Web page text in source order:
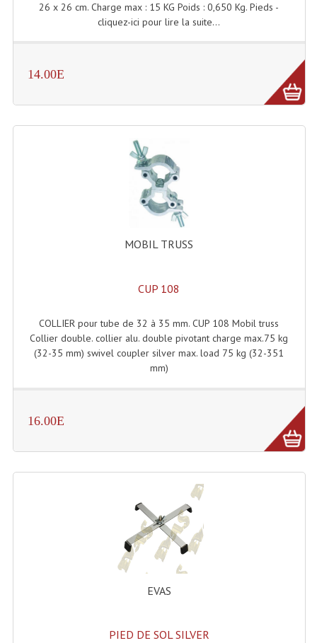
26 x 26 cm. Charge max : 15 KG Poids : 0,650 Kg. Pieds -
cliquez-ici pour lire la suite...
14.00E
MOBIL TRUSS
CUP 108
COLLIER pour tube de 32 à 35 mm. CUP 108 Mobil truss
Collier double. collier alu. double pivotant charge max.75 kg
(32-35 mm) swivel coupler silver max. load 75 kg (32-351
mm)
16.00E
EVAS
PIED DE SOL SILVER